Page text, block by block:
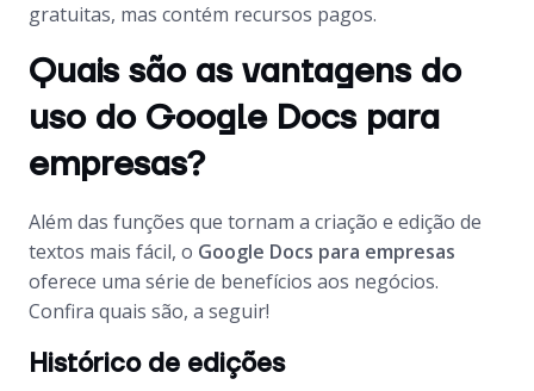
gratuitas, mas contém recursos pagos.
Quais são as vantagens do
uso do Google Docs para
empresas?
Além das funções que tornam a criação e edição de
textos mais fácil, o Google Docs para empresas
oferece uma série de benefícios aos negócios.
Confira quais são, a seguir!
Histórico de edições